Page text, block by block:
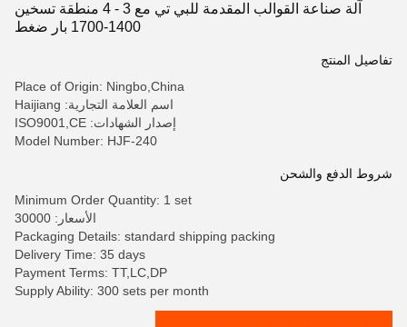
آلة صناعة القوالب المقدمة للبي تي مع 3 - 4 منطقة تسخين
1400-1700 بار ضغط
تفاصيل المنتج
Place of Origin: Ningbo,China
اسم العلامة التجارية: Haijiang
إصدار الشهادات: ISO9001,CE
Model Number: HJF-240
شروط الدفع والشحن
Minimum Order Quantity: 1 set
الأسعار: 30000
Packaging Details: standard shipping packing
Delivery Time: 35 days
Payment Terms: TT,LC,DP
Supply Ability: 300 sets per month